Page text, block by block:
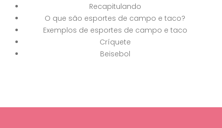
Recapitulando
O que são esportes de campo e taco?
Exemplos de esportes de campo e taco
Críquete
Beisebol